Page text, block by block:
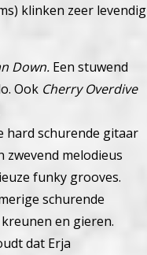
klinken zeer levendig
Down. Een stuwend
Ook Cherry Overdive
hard schurende gitaar
melodieus
funky grooves.
schurende
en gieren.
dat Erja